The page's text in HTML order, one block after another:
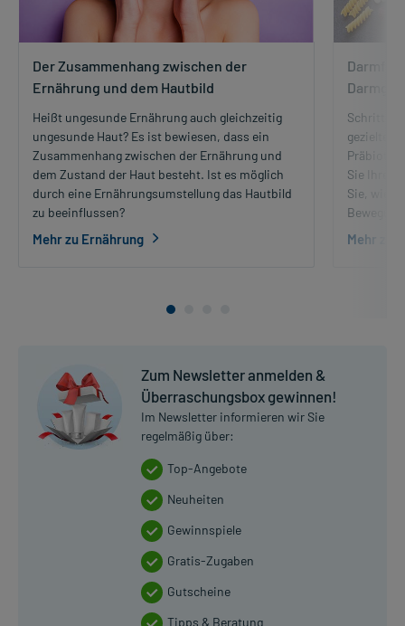
Der Zusammenhang zwischen der
Ernährung und dem Hautbild
Heißt ungesunde Ernährung auch gleichzeitig
ungesunde Haut? Es ist bewiesen, dass ein
Zusammenhang zwischen der Ernährung und
dem Zustand der Haut besteht. Ist es möglich
durch eine Ernährungsumstellung das Hautbild
zu beeinflussen?
Mehr zu Ernährung
Schritt
gezielter
Sie Ihre
Sie, wie
Mehr zur
Zum Newsletter anmelden &
Überraschungsbox gewinnen!
Im Newsletter informieren wir Sie
regelmäßig über:
Top-Angebote
Neuheiten
Gewinnspiele
Gratis-Zugaben
Gutscheine
Tipps & Beratung